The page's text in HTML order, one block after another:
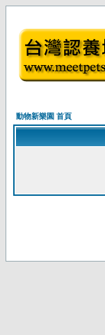
動物新樂園 首頁